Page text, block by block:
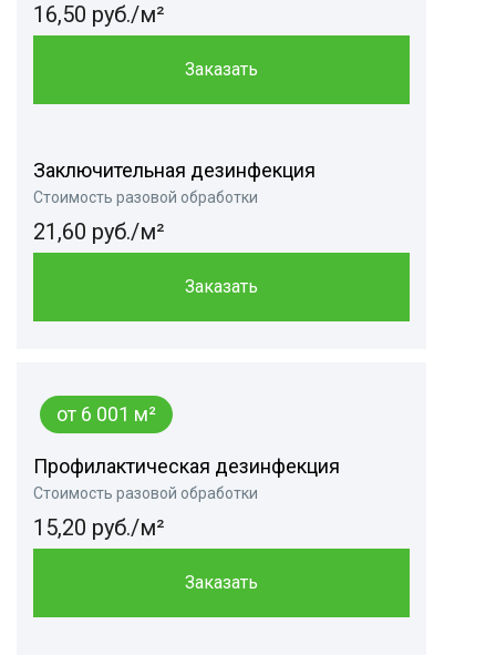
16,50 руб./м²
Заказать
Заключительная дезинфекция
Стоимость разовой обработки
21,60 руб./м²
Заказать
от 6 001 м²
Профилактическая дезинфекция
Стоимость разовой обработки
15,20 руб./м²
Заказать